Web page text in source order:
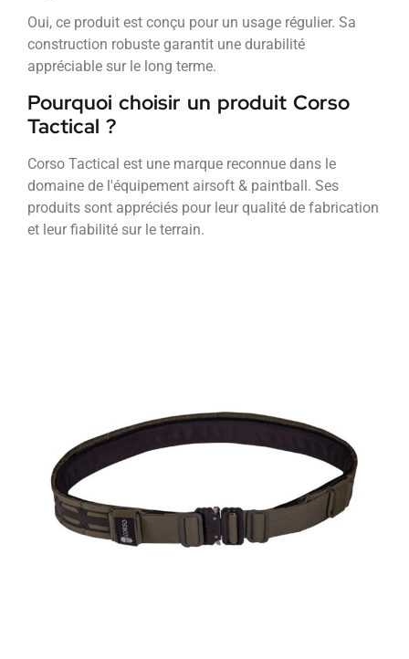
Oui, ce produit est conçu pour un usage régulier. Sa
construction robuste garantit une durabilité
appréciable sur le long terme.
Pourquoi choisir un produit Corso
Tactical ?
Corso Tactical est une marque reconnue dans le
domaine de l'équipement airsoft & paintball. Ses
produits sont appréciés pour leur qualité de fabrication
et leur fiabilité sur le terrain.